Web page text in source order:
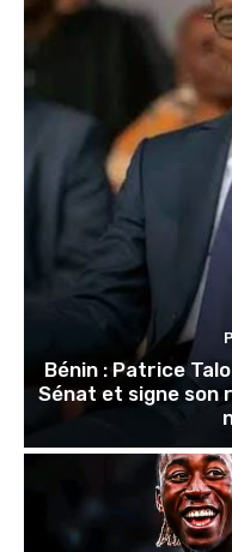
Bénin : Patrice
Sénat et signe son